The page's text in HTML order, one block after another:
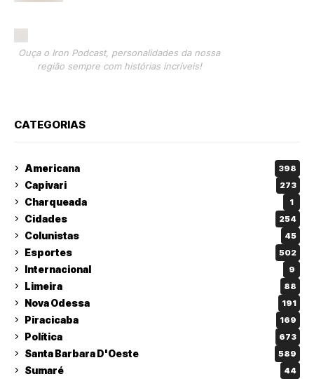
Ouça o Iron Podcast, personalidades da nossa
região sempre com histórias incríveis!
CATEGORIAS
Americana 398
Capivari 273
Charqueada 1
Cidades 254
Colunistas 45
Esportes 502
Internacional 9
Limeira 88
Nova Odessa 191
Piracicaba 169
Política 673
Santa Barbara D'Oeste 589
Sumaré 44